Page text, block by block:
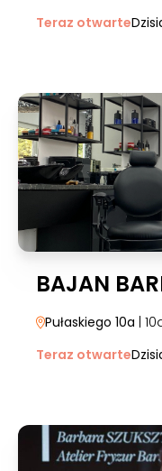
Teraz otwarte
BAJAN
Pułaskiego 10a |
Teraz otwarte